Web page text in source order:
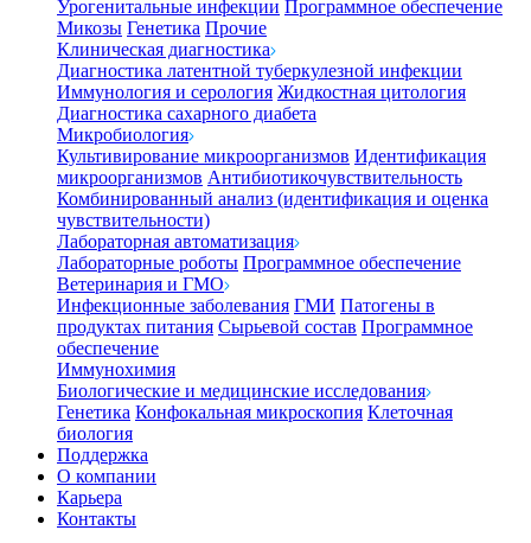
Урогенитальные инфекции Программное обеспечение
Микозы Генетика Прочие
Клиническая диагностика
Диагностика латентной туберкулезной инфекции
Иммунология и серология Жидкостная цитология
Диагностика сахарного диабета
Микробиология
Культивирование микроорганизмов Идентификация
микроорганизмов Антибиотикочувствительность
Комбинированный анализ (идентификация и оценка
чувствительности)
Лабораторная автоматизация
Лабораторные роботы Программное обеспечение
Ветеринария и ГМО
Инфекционные заболевания ГМИ Патогены в
продуктах питания Сырьевой состав Программное
обеспечение
Иммунохимия
Биологические и медицинские исследования
Генетика Конфокальная микроскопия Клеточная
биология
Поддержка
О компании
Карьера
Контакты